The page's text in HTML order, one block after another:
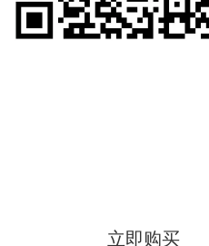
立即购买